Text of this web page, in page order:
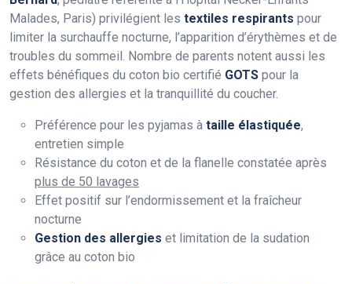
Malades, Paris) privilégient les textiles respirants pour
limiter la surchauffe nocturne, l’apparition d’érythèmes et de
troubles du sommeil. Nombre de parents notent aussi les
effets bénéfiques du coton bio certifié GOTS pour la
gestion des allergies et la tranquillité du coucher.
Préférence pour les pyjamas à taille élastiquée,
entretien simple
Résistance du coton et de la flanelle constatée après
plus de 50 lavages
Effet positif sur l’endormissement et la fraîcheur
nocturne
Gestion des allergies et limitation de la sudation
grâce au coton bio